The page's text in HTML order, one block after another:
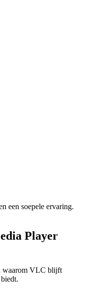
een soepele ervaring.
Player
waarom VLC blijft